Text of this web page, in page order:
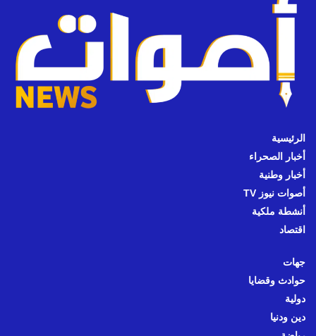
الرئيسية
أخبار الصحراء
أخبار وطنية
أصوات نيوز TV
أنشطة ملكية
اقتصاد
جهات
حوادث وقضايا
دولية
دين ودنيا